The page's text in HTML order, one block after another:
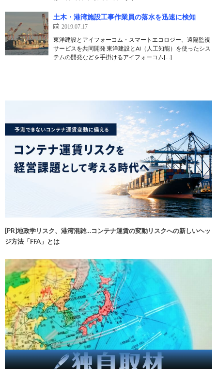
土木・港湾施設工事作業員の落水を迅速に検知
2019.07.17
東洋建設とアイフォーコム・スマートエコロジー、遠隔監視
サービスを共同開発 東洋建設とAI（人工知能）を使ったシス
テムの開発などを手掛けるアイフォーコム[…]
[PR]地政学リスク、港湾混雑…コンテナ運賃の変動リスクへの新しいヘッ
ジ方法「FFA」とは